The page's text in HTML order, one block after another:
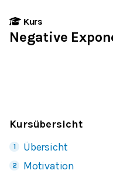
Kurs
Negative
Kursübersicht
Übersicht
Motivation